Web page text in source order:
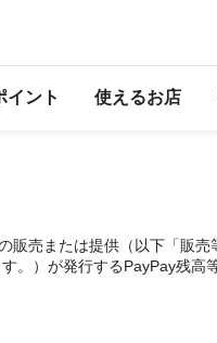
イント 使えるお店
PayPay残
販売または提供（以下「販
。）が発行するPayPay残